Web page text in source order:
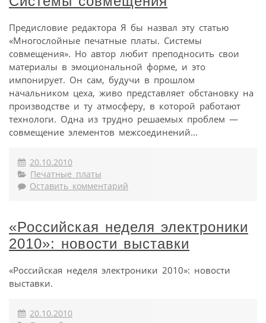
Предисловие редактора Я бы назвал эту статью
«Многослойные печатные платы. Системы
совмещения». Но автор любит преподносить свои
материалы в эмоциональной форме, и это
импонирует. Он сам, будучи в прошлом
начальником цеха, живо представляет обстановку на
производстве и ту атмосферу, в которой работают
технологи. Одна из трудно решаемых проблем —
совмещение элементов межсоединений...
20.10.2010
Печатные платы
Оставить комментарий
«Российская неделя электроники
2010»: новости выставки
«Российская неделя электроники 2010»: новости
выставки.
20.10.2010